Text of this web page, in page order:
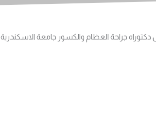
جراحة العظام والكسور جامعة الاسكندرية